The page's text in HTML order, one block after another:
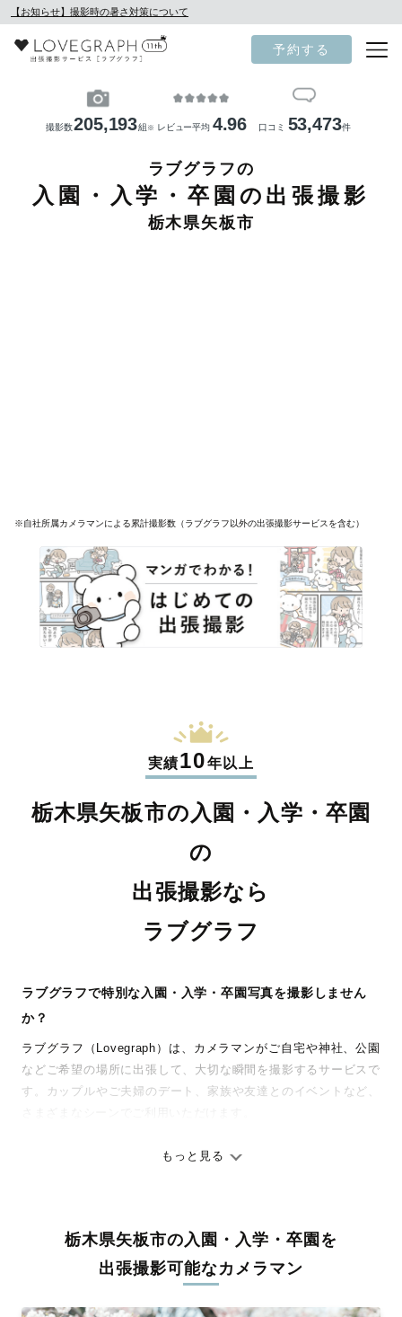
【お知らせ】撮影時の暑さ対策について
予約する
撮影数205,193組 ※ レビュー平均 4.96 口コミ 53,473件
ラブグラフの
入園・入学・卒園の出張撮影
栃木県矢板市
※自社所属カメラマンによる累計撮影数（ラブグラフ以外の出張撮影サービスを含む）
実績10年以上
栃木県矢板市の入園・入学・卒園
の
出張撮影なら
ラブグラフ
ラブグラフで特別な入園・入学・卒園写真を撮影しません
か？
ラブグラフ（Lovegraph）は、カメラマンがご自宅や神社、公園
などご希望の場所に出張して、大切な瞬間を撮影するサービスで
す。カップルやご夫婦のデート、家族や友達とのイベントなど、
ありのままの空気感を大切に、何十年経っても見返したくなるよ
料金は全国どこでも一律。わかりやすく安心の価格設定です。オ
リジナルの研修と厳正な審査に合格し、撮影技術やホスピタリテ
ィを身につけたプロのカメラマンが全国47都道府県に在籍してい
もっと見る
栃木県矢板市の入園・入学・卒園を
出張撮影可能なカメラマン